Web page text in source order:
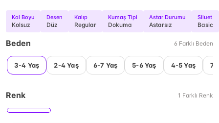
Kol Boyu
Kolsuz
Desen
Düz
Kalıp
Regular
Kumaş Tipi
Dokuma
Astar Durumu
Astarsız
Siluet
Basic
Beden 6 Farklı Beden
3-4 Yaş 2-4 Yaş 6-7 Yaş 5-6 Yaş 4-5 Yaş 7-
Renk 1 Farklı Renk